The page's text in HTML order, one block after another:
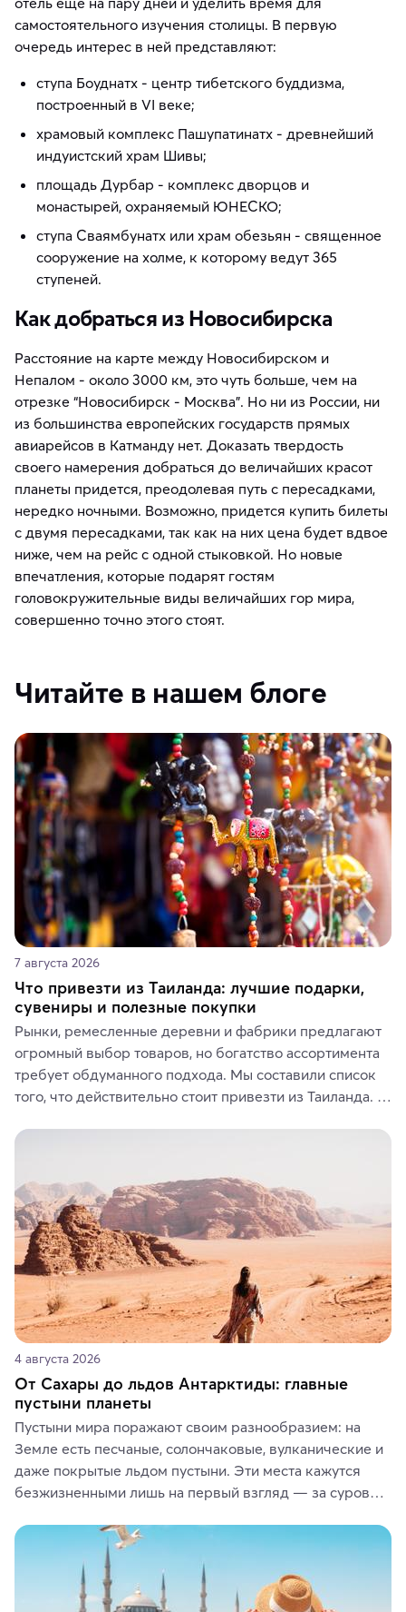
самостоятельного изучения столицы. В первую
очередь интерес в ней представляют:
ступа Боуднатх - центр тибетского буддизма,
построенный в VI веке;
храмовый комплекс Пашупатинатх - древнейший
индуистский храм Шивы;
площадь Дурбар - комплекс дворцов и
монастырей, охраняемый ЮНЕСКО;
ступа Сваямбунатх или храм обезьян - священное
сооружение на холме, к которому ведут 365
ступеней.
Как добраться из Новосибирска
Расстояние на карте между Новосибирском и
Непалом - около 3000 км, это чуть больше, чем на
отрезке “Новосибирск - Москва”. Но ни из России, ни
из большинства европейских государств прямых
авиарейсов в Катманду нет. Доказать твердость
своего намерения добраться до величайших красот
планеты придется, преодолевая путь с пересадками,
нередко ночными. Возможно, придется купить билеты
с двумя пересадками, так как на них цена будет вдвое
ниже, чем на рейс с одной стыковкой. Но новые
впечатления, которые подарят гостям
головокружительные виды величайших гор мира,
совершенно точно этого стоят.
Читайте в нашем блоге
7 августа 2026
Что привезти из Таиланда: лучшие подарки,
сувениры и полезные покупки
Рынки, ремесленные деревни и фабрики предлагают
огромный выбор товаров, но богатство ассортимента
требует обдуманного подхода. Мы составили список
того, что действительно стоит привезти из Таиланда.
средства, одежду, украшения, предметы интерьера
где их купить.
4 августа 2026
От Сахары до льдов Антарктиды: главные
пустыни планеты
Пустыни мира поражают своим разнообразием: на
Земле есть песчаные, солончаковые, вулканические и
даже покрытые льдом пустыни. Эти места кажутся
безжизненными лишь на первый взгляд — за суровой
животные и маршруты, которые дарят одни из самых
ярких впечатлений от путешествий.